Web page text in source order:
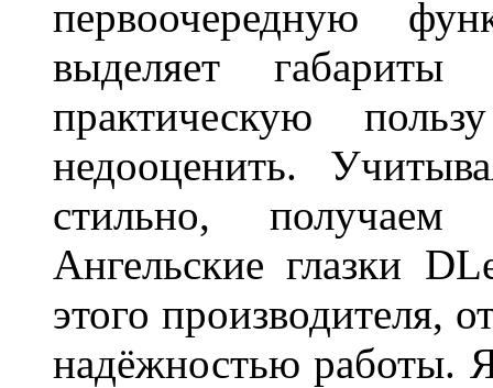
первоочередную
выделяет
практическую
недооценить.
стильно,
Ангельские глазки
этого производителя,
надёжностью работы.